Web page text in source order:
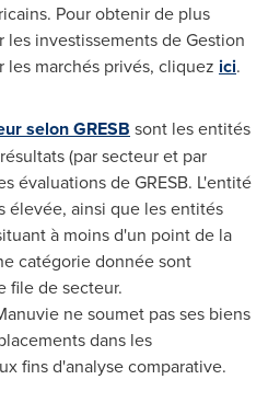
Pour obtenir de plus
les investissements deGestion
les marchés privés, cliquez ici.
selon GRESB sont les entités
(par secteur et par
évaluations de GRESB. L'entité
élevée, ainsi que les entités
à moins d'un point de la
catégorie donnée sont
file de secteur.
ne soumet pas ses biens
dans les
fins d'analyse comparative.